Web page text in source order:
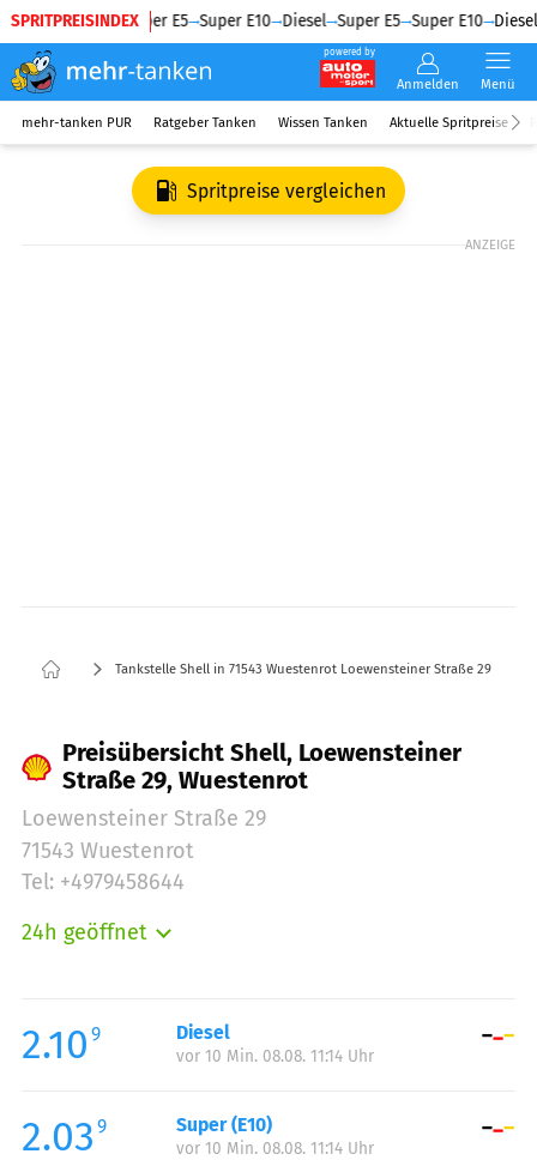
SPRITPREISINDEX
Diesel Super E5 Super E10 Diesel Super E5 Super E10 Diesel
powered by
Anmelden Menü
mehr-tanken PUR Ratgeber Tanken Wissen Tanken Aktuelle Spritpreise
Spritpreise vergleichen
ANZEIGE
Tankstelle Shell in 71543 Wuestenrot Loewensteiner Straße 29
Preisübersicht Shell, Loewensteiner
Straße 29, Wuestenrot
Loewensteiner Straße 29
71543 Wuestenrot
Tel: +4979458644
24h geöffnet
Mittwoch:
00:00-24:00
Donnerstag:
Samstag:
00:00-24:00
2.10 9 Diesel
vor 10 Min. 08.08. 11:14 Uhr
2.03 9 Super (E10)
vor 10 Min. 08.08. 11:14 Uhr